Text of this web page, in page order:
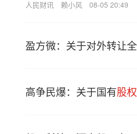
人民财讯 赖小风 08-05 20:49
盈方微：关于对外转让
高争民爆：关于国有股权